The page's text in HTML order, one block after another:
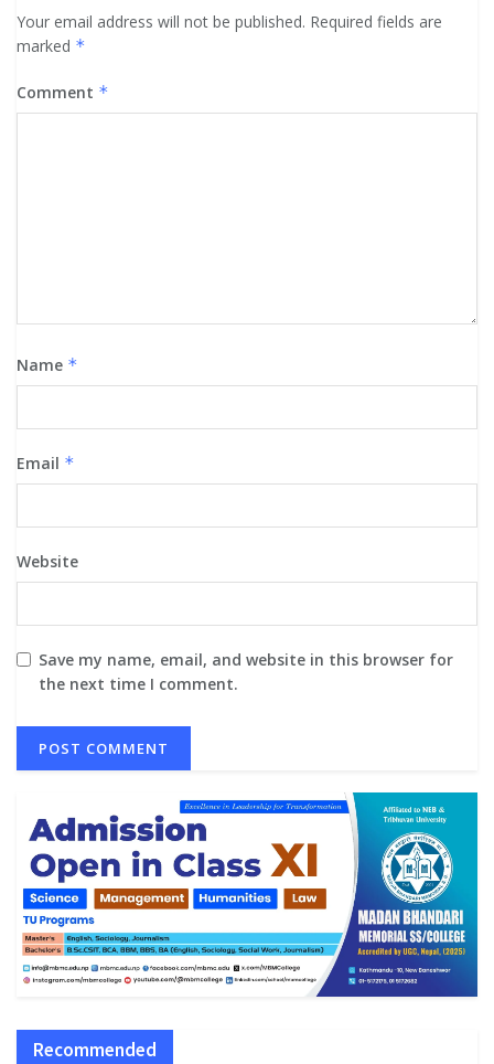
Your email address will not be published. Required fields are
marked *
Comment *
Name *
Email *
Website
Save my name, email, and website in this browser for
the next time I comment.
Recommended